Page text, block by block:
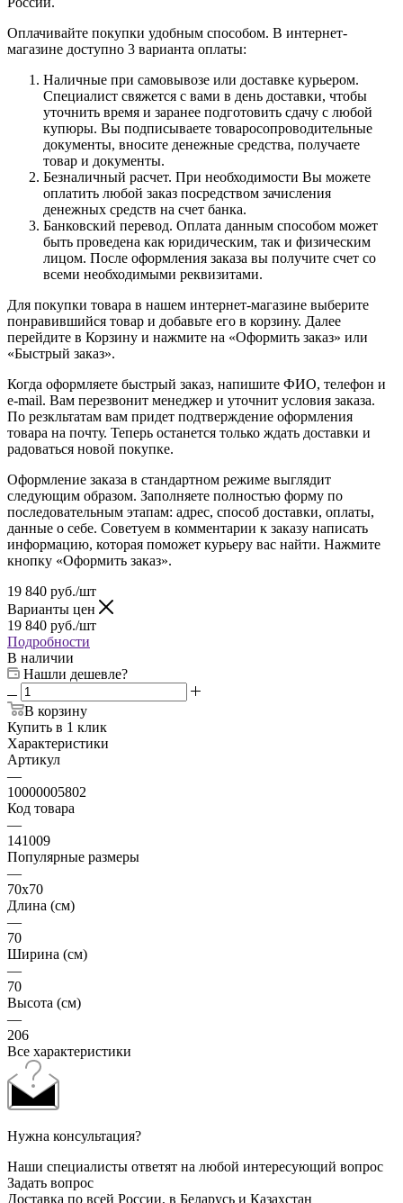
Оплачивайте покупки удобным способом. В интернет-
магазине доступно 3 варианта оплаты:
Наличные при самовывозе или доставке курьером.
Специалист свяжется с вами в день доставки, чтобы
уточнить время и заранее подготовить сдачу с любой
купюры. Вы подписываете товаросопроводительные
документы, вносите денежные средства, получаете
товар и документы.
Безналичный расчет. При необходимости Вы можете
оплатить любой заказ посредством зачисления
денежных средств на счет банка.
Банковский перевод. Оплата данным способом может
быть проведена как юридическим, так и физическим
лицом. После оформления заказа вы получите счет со
всеми необходимыми реквизитами.
Для покупки товара в нашем интернет-магазине выберите
понравившийся товар и добавьте его в корзину. Далее
перейдите в Корзину и нажмите на «Оформить заказ» или
«Быстрый заказ».
Когда оформляете быстрый заказ, напишите ФИО, телефон и
e-mail. Вам перезвонит менеджер и уточнит условия заказа.
По резкльтатам вам придет подтверждение оформления
товара на почту. Теперь останется только ждать доставки и
радоваться новой покупке.
Оформление заказа в стандартном режиме выглядит
следующим образом. Заполняете полностью форму по
последовательным этапам: адрес, способ доставки, оплаты,
данные о себе. Советуем в комментарии к заказу написать
информацию, которая поможет курьеру вас найти. Нажмите
кнопку «Оформить заказ».
19 840 руб./шт
Варианты цен
19 840 руб./шт
Подробности
В наличии
Нашли дешевле?
В корзину
Купить в 1 клик
Характеристики
Артикул
—
10000005802
Код товара
—
141009
Популярные размеры
—
70x70
Длина (см)
—
70
Ширина (см)
—
70
Высота (см)
—
206
Все характеристики
Нужна консультация?
Наши специалисты ответят на любой интересующий вопрос
Задать вопрос
Доставка по всей России, в Беларусь и Казахстан